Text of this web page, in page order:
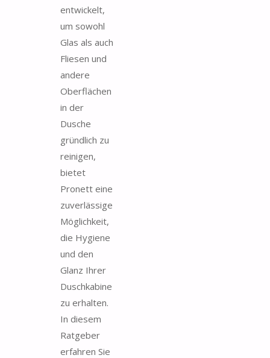
entwickelt,
um sowohl
Glas als auch
Fliesen und
andere
Oberflächen
in der
Dusche
gründlich zu
reinigen,
bietet
Pronett eine
zuverlässige
Möglichkeit,
die Hygiene
und den
Glanz Ihrer
Duschkabine
zu erhalten.
In diesem
Ratgeber
erfahren Sie